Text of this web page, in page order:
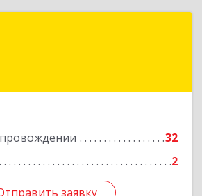
32
2
заявку
обл, Батайск г, Фермерская
заявку